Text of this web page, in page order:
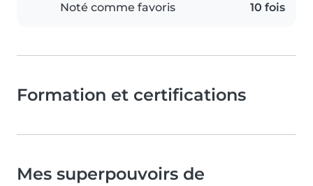
Noté comme favoris 10 fois
Formation et certifications
Mes superpouvoirs de